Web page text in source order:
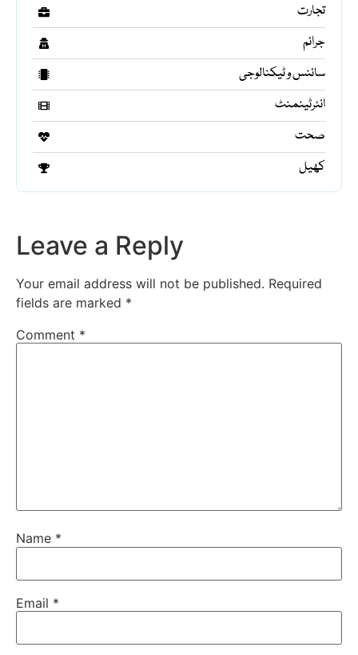
تجارت
جرائم
سائنس و ٹیکنالوجی
انٹرٹینمنٹ
صحت
کھیل
Leave a Reply
Your email address will not be published. Required
fields are marked *
Comment *
Name *
Email *